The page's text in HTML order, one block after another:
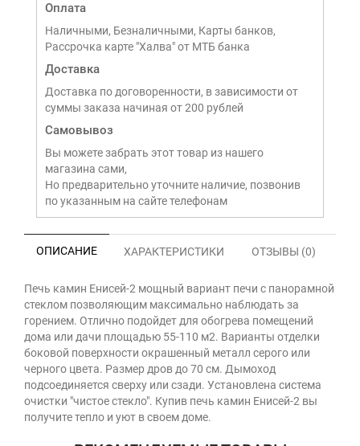
Оплата
Наличными, Безналичными, Карты банков,
Рассрочка карте "Халва" от МТБ банка
Доставка
Доставка по договоренности, в зависимости от
суммы заказа начиная от 200 рублей
Самовывоз
Вы можете забрать этот товар из нашего
магазина сами,
Но предварительно уточните наличие, позвонив
по указанным на сайте телефонам
ОПИСАНИЕ ХАРАКТЕРИСТИКИ ОТЗЫВЫ (0)
Печь камин Енисей-2 мощный вариант печи с панорамной
стеклом позволяющим максимально наблюдать за
горением. Отлично подойдет для обогрева помещений
дома или дачи площадью 55-110 м2. Варианты отделки
боковой поверхности окрашенный металл серого или
черного цвета. Размер дров до 70 см. Дымоход
подсоединяется сверху или сзади. Установлена система
очистки "чистое стекло". Купив печь камин Енисей-2 вы
получите тепло и уют в своем доме.